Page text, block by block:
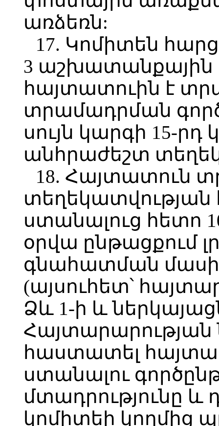
առձեռն:
17. Կոմիտեն
3 աշխատանքային
հայտատուին է
տրամադրման
սույն կարգի 15-րդ
անհրաժեշտ
18. Հայտատուն
տեղեկատվության
ստանալուց հետո
օրվա ընթացքում
գնահատման
(այսուհետ՝
Ձև 1-ի և
հաստատել
ստանալու
մտադրությունը
կոմիտեի կողմից